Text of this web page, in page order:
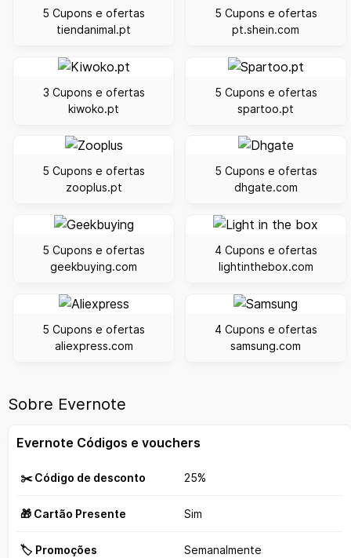
5 Cupons e ofertas
tiendanimal.pt
5 Cupons e ofertas
pt.shein.com
3 Cupons e ofertas
kiwoko.pt
5 Cupons e ofertas
spartoo.pt
5 Cupons e ofertas
zooplus.pt
5 Cupons e ofertas
dhgate.com
5 Cupons e ofertas
geekbuying.com
4 Cupons e ofertas
lightinthebox.com
5 Cupons e ofertas
aliexpress.com
4 Cupons e ofertas
samsung.com
Sobre Evernote
Evernote Códigos e vouchers
✂️ Código de desconto 25%
🎁 Cartão Presente Sim
🏷️ Promoções Semanalmente